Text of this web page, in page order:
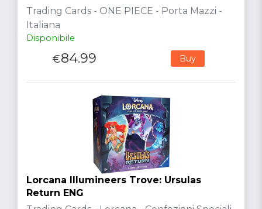
Trading Cards - ONE PIECE - Porta Mazzi -
Italiana
Disponibile
€84.99 Buy
Lorcana Illumineers Trove: Ursulas
Return ENG